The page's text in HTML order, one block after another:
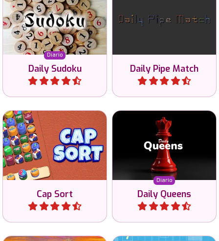
Diario
Daily Sudoku
Todos los días un nuevo
Sudoku con 4 niveles de
dificultad.
Jugar Daily Pipe Match
Juega al Rompecabezas de
Tuberías Diario en 3
Jugar
Cap Sort
Divertido juego de ordenar
tapas de botellas.
Jugar
Diario
Daily Queens
Resuelve los rompecabezas
diarios de Queens en 3
tamaños diferentes.
Jugar